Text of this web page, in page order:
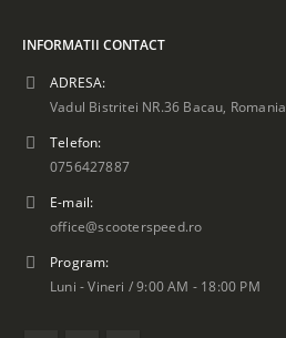
INFORMATII CONTACT
ADRESA:
Vadul Bistritei NR.36 Bacau, Romania
Telefon:
0756427887
E-mail:
office@scooterspeed.ro
Program:
Luni - Vineri / 9:00 AM - 18:00 PM